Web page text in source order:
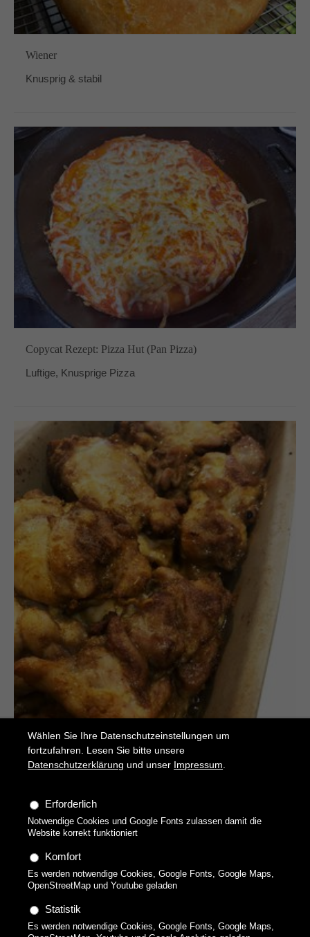
Wiener
Knusprig & stabil
Copycat Rezept: Pizza Hut (Pan Pizza)
Luftige, Knusprige Pizza
Shawarma
Hähnchen-Kebap
Copyright 2026 technikgenuss, Maren Kuçi. Alle Rechte
Wählen Sie Ihre Datenschutzeinstellungen um
fortzufahren. Lesen Sie bitte unsere
Datenschutzerklärung und unser Impressum.
Erforderlich
Notwendige Cookies und Google Fonts zulassen damit die
Website korrekt funktioniert
Komfort
Es werden notwendige Cookies, Google Fonts, Google Maps,
OpenStreetMap und Youtube geladen
Statistik
Es werden notwendige Cookies, Google Fonts, Google Maps,